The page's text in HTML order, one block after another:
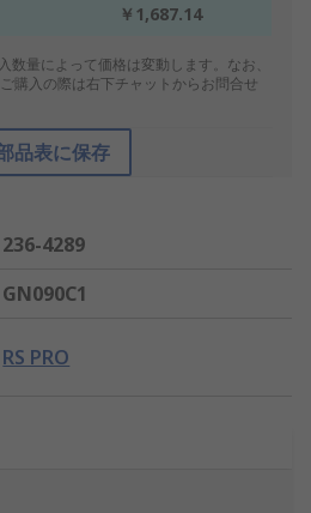
￥1,687.14
量によって価格は変動します。なお、
購入の際は右下チャットからお問合せ
品表に保存
236-4289
GN090C1
RS PRO